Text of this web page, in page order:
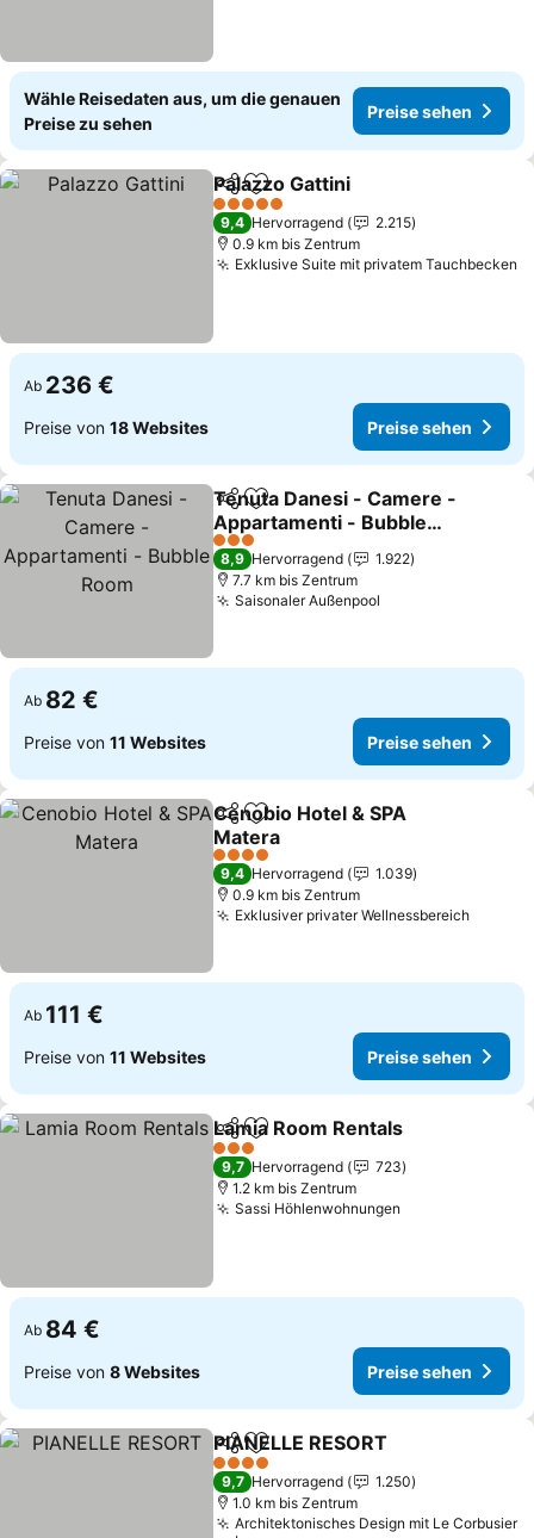
Wähle Reisedaten aus, um die genauen
Preise zu sehen
Preise sehen
TeilenZu Favoriten hinzufügen
Palazzo Gattini
5 Sterne
9,4 Hervorragend
2.215
0.9 km bis Zentrum
Exklusive Suite mit privatem Tauchbecken
Ab 236 €
Preise von 18 Websites Preise sehen
TeilenZu Favoriten hinzufügen
Tenuta Danesi - Camere -
Appartamenti - Bubble
Room
Preise sehen
3 Sterne
8,9 Hervorragend
1.922
7.7 km bis Zentrum
Saisonaler Außenpool
Ab 82 €
Preise von 11 Websites Preise sehen
TeilenZu Favoriten hinzufügen
Cenobio Hotel & SPA
Matera
Preise sehen
4 Sterne
9,4 Hervorragend
1.039
0.9 km bis Zentrum
Exklusiver privater WellnessbereichPreise
Ab 111 €
Preise von 11 Websites Preise sehen
TeilenZu Favoriten hinzufügen
Lamia Room Rentals
3 Sterne
9,7 Hervorragend
723
1.2 km bis Zentrum
Sassi Höhlenwohnungen
Ab 84 €
Preise von 8 Websites Preise sehen
TeilenZu Favoriten hinzufügen
PIANELLE RESORT
4 Sterne
9,7 Hervorragend
1.250
1.0 km bis Zentrum
Architektonisches Design mit Le Corbusier